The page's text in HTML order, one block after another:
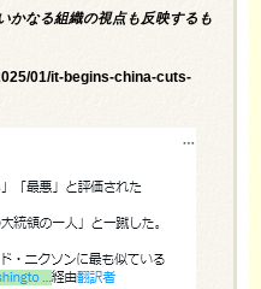
かなる組織の視点も反映するも
01/it-begins-china-cuts-